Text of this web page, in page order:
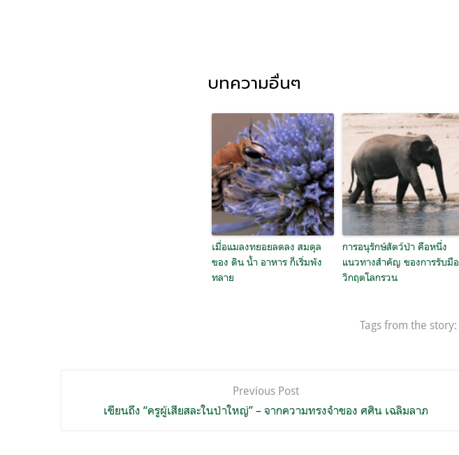
บทความอื่นๆ
เมื่อแมลงทยอยลดลง สมดุล
ของ ดิน น้ำ อาหาร ก็เริ่มพัง
ทลาย
การอนุรักษ์สัตว์ป่า คือหนึ่ง
แนวทางสำคัญ ของการรับมือ
วิกฤตโลกรวน
Tags from the story:
Previous Post
เขียนถึง “ครูผู้เสียสละในป่าใหญ่” – จากความทรงจำของ ศศิน เฉลิมลาภ